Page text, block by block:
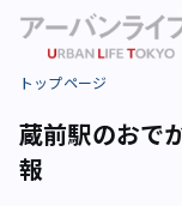
トップページ
蔵前駅のおで
報